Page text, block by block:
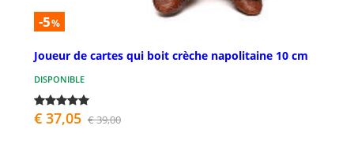
-5%
Joueur de cartes qui boit crèche napolitaine 10 cm
DISPONIBLE
€ 37,05 € 39,00